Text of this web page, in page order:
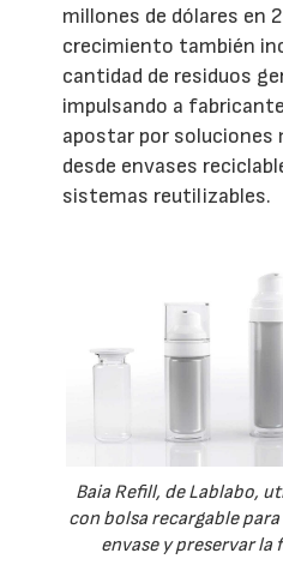
millones de dólares en
crecimiento también
cantidad de residuos
impulsando a
apostar por soluciones
desde envases
sistemas reutilizables.
Baia Refill, de Lablabo,
con bolsa recargable
envase y preservar